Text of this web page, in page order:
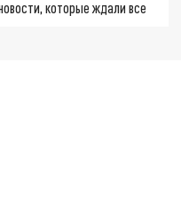
которые ждали все